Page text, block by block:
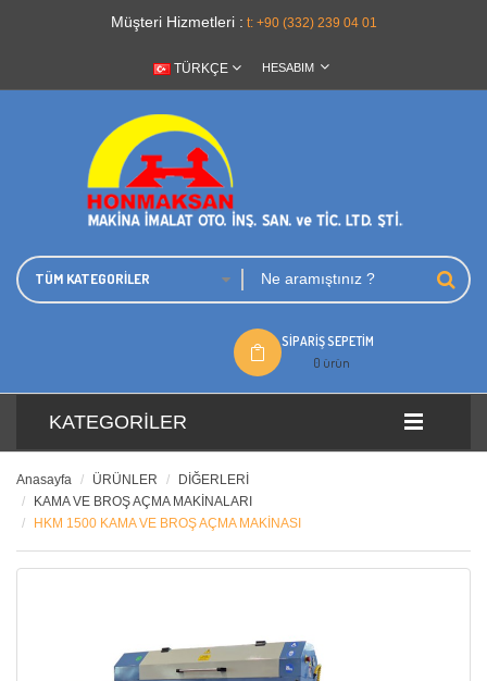
Müşteri Hizmetleri : t: +90 (332) 239 04 01
TÜRKÇE HESABIM
TÜM KATEGORILER
SIPARIŞ SEPETIM
0 ürün
KATEGORILER
Anasayfa ÜRÜNLER
DİĞERLERİ
KAMA VE BROŞ AÇMA MAKİNALARI
HKM 1500 KAMA VE BROŞ AÇMA MAKİNASI